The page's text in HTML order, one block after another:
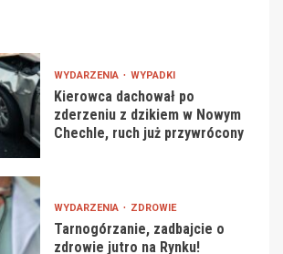
WYDARZENIA WYPADKI
Kierowca dachował po
zderzeniu z dzikiem w Nowym
Chechle, ruch już przywrócony
WYDARZENIA ZDROWIE
Tarnogórzanie, zadbajcie o
zdrowie jutro na Rynku!